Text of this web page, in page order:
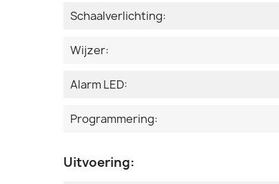
Schaalverlichting:
Wijzer:
Alarm LED:
Programmering:
Uitvoering: